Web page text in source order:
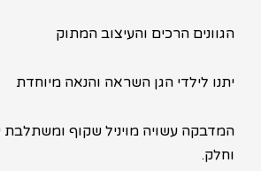
הגוונים הרכים והעיצוב המתוק
יתנו לילדי הגן השראה והנאה מיוחדת
המדבקה עשויה מויניל שקוף ומשתלבת
וחלק.